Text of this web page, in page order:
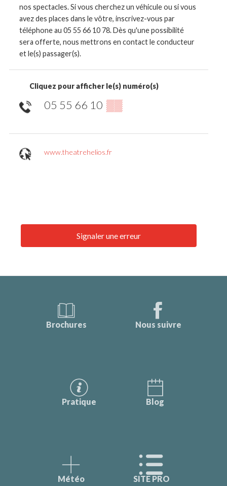
nos spectacles. Si vous cherchez un véhicule ou si vous
avez des places dans le vôtre, inscrivez-vous par
téléphone au 05 55 66 10 78. Dès qu'une possibilité
sera offerte, nous mettrons en contact le conducteur
et le(s) passager(s).
Cliquez pour afficher le(s) numéro(s)
05 55 66 10 ▒▒
www.theatrehelios.fr
Signaler une erreur
Brochures Nous suivre
Pratique Blog
Météo SITE PRO